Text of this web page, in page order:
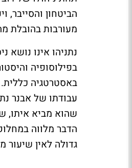
מעורבות בהובלת
נתניהו אינו
באסטרטגיה
עבודתו של אבנר
שהוא מביא איתו,
הדבר מלווה
גדולה לאין שיעור